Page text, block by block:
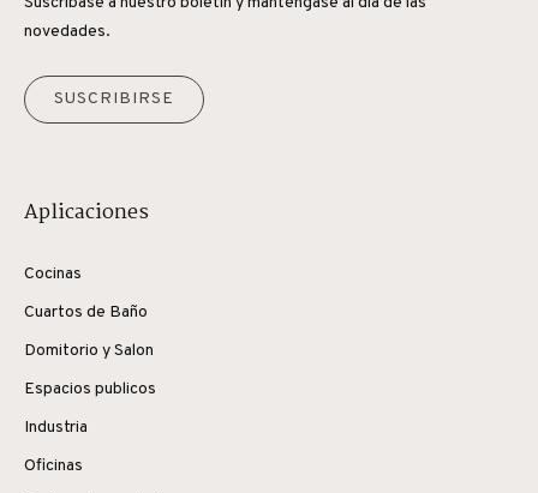
novedades.
SUSCRIBIRSE
Aplicaciones
Cocinas
Cuartos de Baño
Domitorio y Salon
Espacios publicos
Industria
Oficinas